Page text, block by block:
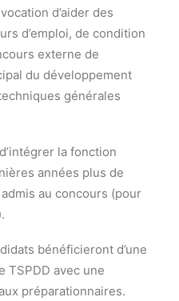
d’aider des
d’emploi, de condition
externe de
du développement
générales
la fonction
années plus de
au concours (pour
bénéficieront d’une
TSPDD avec une
préparationnaires.